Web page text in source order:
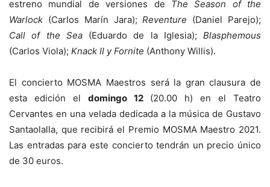
estreno mundial de versiones de The Season of the
Warlock (Carlos Marín Jara);Reventure (Daniel Parejo);
Call of the Sea (Eduardo de la Iglesia); Blasphemous
(Carlos Viola); Knack II y Fornite (Anthony Willis).
El concierto MOSMA Maestros será la gran clausura de
esta edición el domingo 12 (20.00 h) en el Teatro
Cervantes en una velada dedicada a la música de Gustavo
Santaolalla, que recibirá el Premio MOSMA Maestro 2021.
Las entradas para este concierto tendrán un precio único
de 30 euros.